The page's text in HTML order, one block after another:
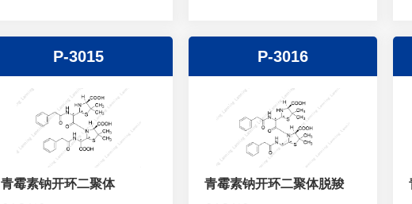
P-3015
青霉素钠开环二聚体
P-3016
青霉素钠开环二聚体脱羧